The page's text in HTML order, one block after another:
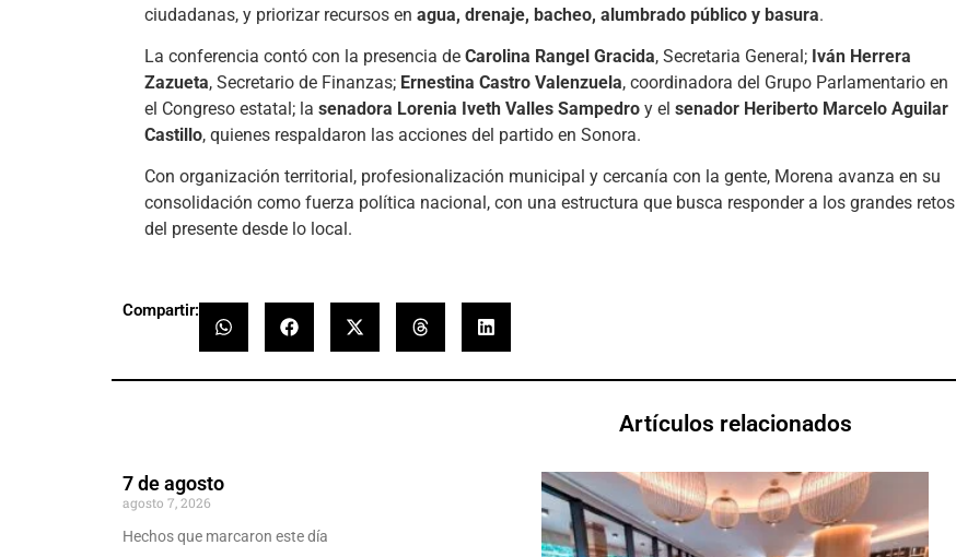
ciudadanas, y priorizar recursos en agua, drenaje, bacheo, alumbrado público y basura.
La conferencia contó con la presencia de Carolina Rangel Gracida, Secretaria General; Iván Herrera
Zazueta, Secretario de Finanzas; Ernestina Castro Valenzuela, coordinadora del Grupo Parlamentario en
el Congreso estatal; la senadora Lorenia Iveth Valles Sampedro y el senador Heriberto Marcelo Aguilar
Castillo, quienes respaldaron las acciones del partido en Sonora.
Con organización territorial, profesionalización municipal y cercanía con la gente, Morena avanza en su
consolidación como fuerza política nacional, con una estructura que busca responder a los grandes retos
del presente desde lo local.
Compartir:
Artículos relacionados
7 de agosto
agosto 7, 2026
Hechos que marcaron este día